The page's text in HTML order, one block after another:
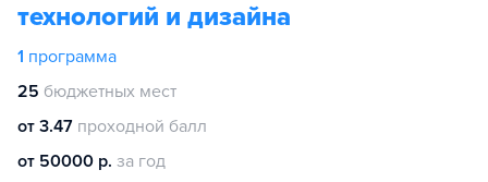
технологий и дизайна
1 программа
25 бюджетных мест
от 3.47 проходной балл
от 50000 р. за год